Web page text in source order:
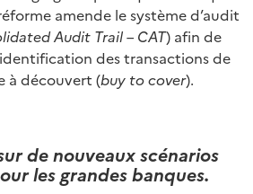
amende le système d’audit
Audit Trail – CAT) afin de
des transactions de
à découvert (buy to cover).
de nouveaux scénarios
les grandes banques.